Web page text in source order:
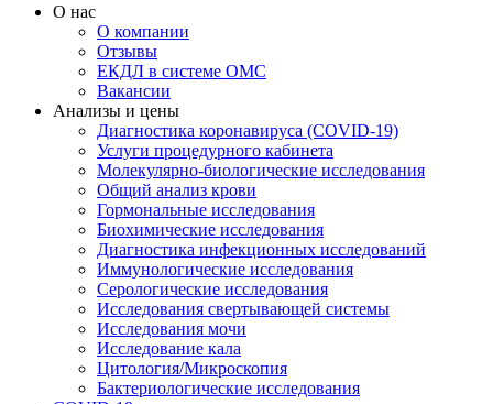
О нас
О компании
Отзывы
ЕКДЛ в системе ОМС
Вакансии
Анализы и цены
Диагностика коронавируса (COVID-19)
Услуги процедурного кабинета
Молекулярно-биологические исследования
Общий анализ крови
Гормональные исследования
Биохимические исследования
Диагностика инфекционных исследований
Иммунологические исследования
Серологические исследования
Исследования свертывающей системы
Исследования мочи
Исследование кала
Цитология/Микроскопия
Бактериологические исследования